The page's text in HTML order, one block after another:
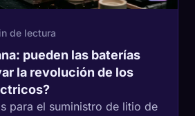
de lectura
pueden las baterías
la revolución de los
para el suministro de litio de